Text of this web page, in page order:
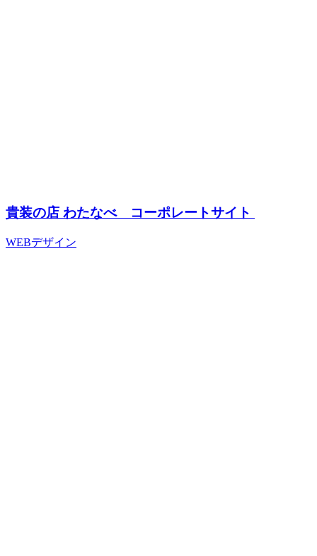
貴装の店 わたなべ コーポレートサイト
WEBデザイン